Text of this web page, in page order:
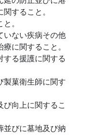
すること。
。
いない疾病その他
に関すること。
する援護に関する
製菓衛生師に関す
向上に関するこ
並びに墓地及び納